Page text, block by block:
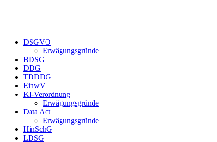
DSGVO
Erwägungsgründe
BDSG
DDG
TDDDG
EinwV
KI-Verordnung
Erwägungsgründe
Data Act
Erwägungsgründe
HinSchG
LDSG